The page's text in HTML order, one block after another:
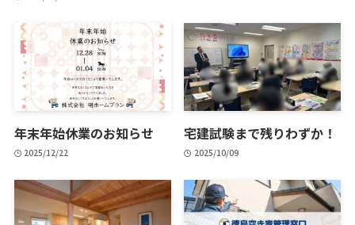
年末年始休業のお知らせ
2025/12/22
宅建試験まで残りわずか！
2025/10/09